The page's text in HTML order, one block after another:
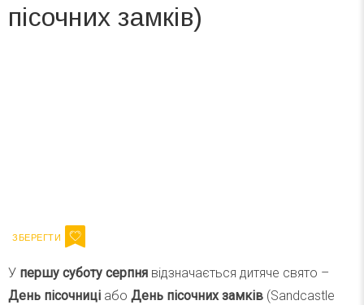
пісочних замків)
У першу суботу серпня відзначається дитяче свято –
День пісочниці або День пісочних замків (Sandcastle